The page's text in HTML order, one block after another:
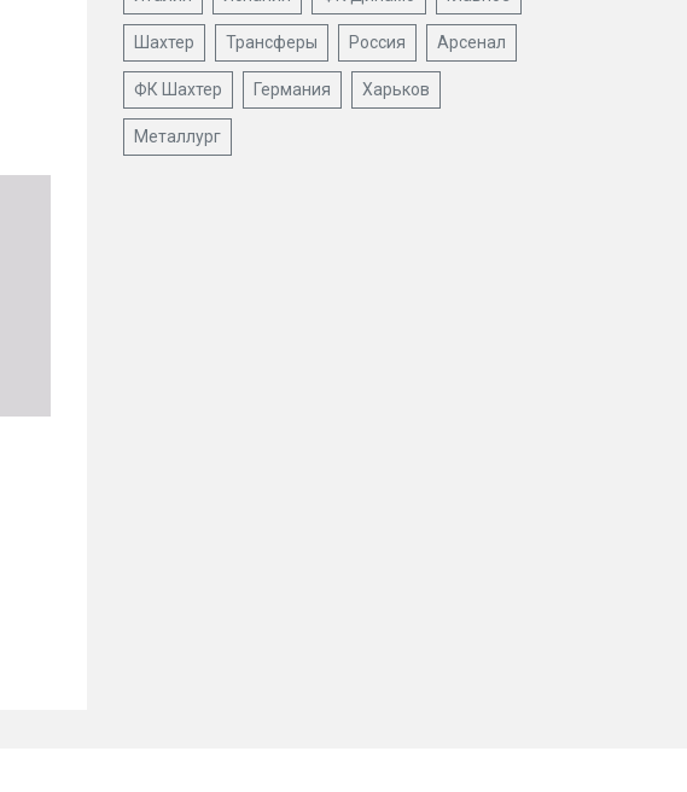
Шахтер Трансферы Россия Арсенал
ФК Шахтер Германия Харьков
Металлург